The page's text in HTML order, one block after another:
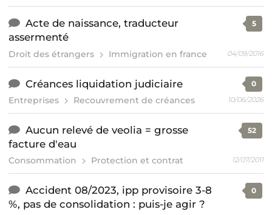
Acte de naissance, traducteur
assermenté
Droit des étrangers Immigration en france
5
04/09/2016
Créances liquidation judiciaire
Entreprises Recouvrement de créances
0
10/06/2026
Aucun relevé de veolia = grosse
facture d'eau
Consommation Protection et contrat
52
12/07/2011
Accident 08/2023, ipp provisoire 3-8
%, pas de consolidation : puis-je agir ?
0